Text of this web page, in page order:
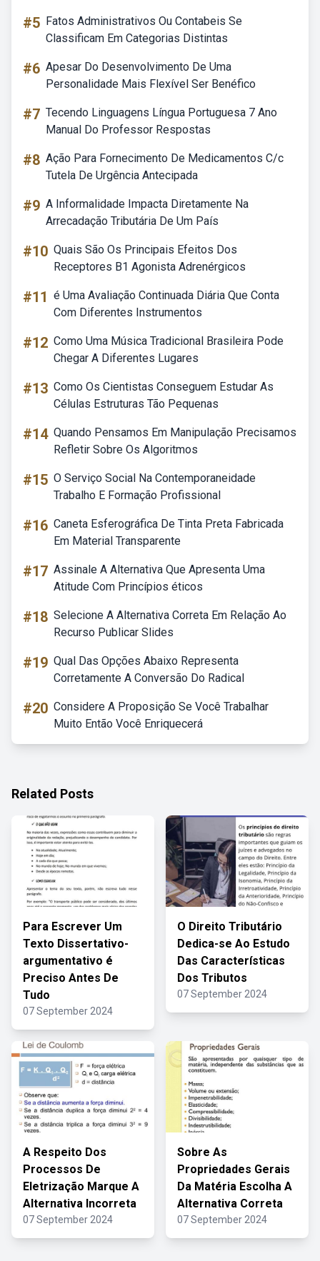
#5 Fatos Administrativos Ou Contabeis Se
Classificam Em Categorias Distintas
#6 Apesar Do Desenvolvimento De Uma
Personalidade Mais Flexível Ser Benéfico
#7 Tecendo Linguagens Língua Portuguesa 7 Ano
Manual Do Professor Respostas
#8 Ação Para Fornecimento De Medicamentos C/c
Tutela De Urgência Antecipada
#9 A Informalidade Impacta Diretamente Na
Arrecadação Tributária De Um País
#10 Quais São Os Principais Efeitos Dos
Receptores B1 Agonista Adrenérgicos
#11 é Uma Avaliação Continuada Diária Que Conta
Com Diferentes Instrumentos
#12 Como Uma Música Tradicional Brasileira Pode
Chegar A Diferentes Lugares
#13 Como Os Cientistas Conseguem Estudar As
Células Estruturas Tão Pequenas
#14 Quando Pensamos Em Manipulação Precisamos
Refletir Sobre Os Algoritmos
#15 O Serviço Social Na Contemporaneidade
Trabalho E Formação Profissional
#16 Caneta Esferográfica De Tinta Preta Fabricada
Em Material Transparente
#17 Assinale A Alternativa Que Apresenta Uma
Atitude Com Princípios éticos
#18 Selecione A Alternativa Correta Em Relação Ao
Recurso Publicar Slides
#19 Qual Das Opções Abaixo Representa
Corretamente A Conversão Do Radical
#20 Considere A Proposição Se Você Trabalhar
Muito Então Você Enriquecerá
Related Posts
Para Escrever Um
Texto Dissertativo-
argumentativo é
Preciso Antes De
Tudo
07 September 2024
O Direito Tributário
Dedica-se Ao Estudo
Das Características
Dos Tributos
07 September 2024
A Respeito Dos
Processos De
Eletrização Marque A
Alternativa Incorreta
07 September 2024
Sobre As
Propriedades Gerais
Da Matéria Escolha A
Alternativa Correta
07 September 2024